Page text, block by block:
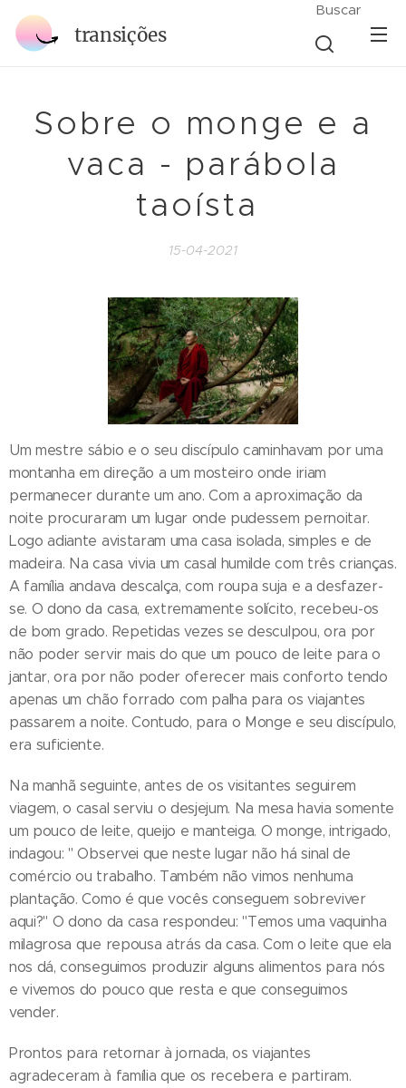
transições
Buscar
Sobre o monge e a
vaca - parábola
taoísta
15-04-2021
Um mestre sábio e o seu discípulo caminhavam por uma
montanha em direção a um mosteiro onde iriam
permanecer durante um ano. Com a aproximação da
noite procuraram um lugar onde pudessem pernoitar.
Logo adiante avistaram uma casa isolada, simples e de
madeira. Na casa vivia um casal humilde com três crianças.
A família andava descalça, com roupa suja e a desfazer-
se. O dono da casa, extremamente solícito, recebeu-os
de bom grado. Repetidas vezes se desculpou, ora por
não poder servir mais do que um pouco de leite para o
jantar, ora por não poder oferecer mais conforto tendo
apenas um chão forrado com palha para os viajantes
passarem a noite. Contudo, para o Monge e seu discípulo,
era suficiente.
Na manhã seguinte, antes de os visitantes seguirem
viagem, o casal serviu o desjejum. Na mesa havia somente
um pouco de leite, queijo e manteiga. O monge, intrigado,
indagou: " Observei que neste lugar não há sinal de
comércio ou trabalho. Também não vimos nenhuma
plantação. Como é que vocês conseguem sobreviver
aqui?" O dono da casa respondeu: "Temos uma vaquinha
milagrosa que repousa atrás da casa. Com o leite que ela
nos dá, conseguimos produzir alguns alimentos para nós
e vivemos do pouco que resta e que conseguimos
vender.
Prontos para retornar à jornada, os viajantes
agradeceram à família que os recebera e partiram.